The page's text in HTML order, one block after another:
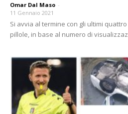
Omar Dal Maso -
11 Gennaio 2021
Si avvia al termine con gli ultimi
pillole, in base al numero di